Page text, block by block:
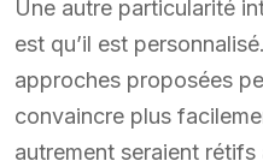
Une autre particularité
est qu’il est
approches proposées
convaincre plus
autrement seraient rétifs